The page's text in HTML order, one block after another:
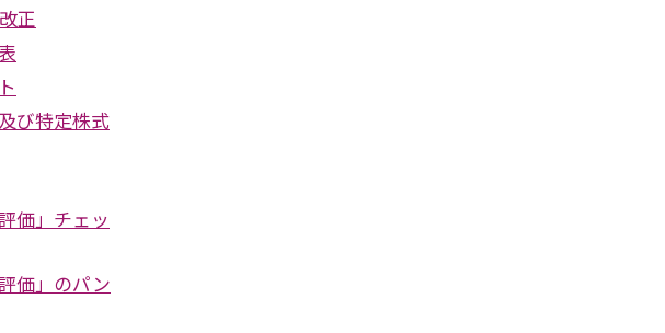
正
び特定株式
価」チェッ
価」のパン